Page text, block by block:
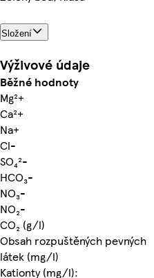
Složení
Výživové údaje
Běžné hodnoty
Mg²+
Ca²+
Na+
Cl-
SO₄²-
HCO₃-
NO₃-
NO₂-
CO₂ (g/l)
Obsah rozpuštěných pevných
látek (mg/l)
Kationty (mg/l):